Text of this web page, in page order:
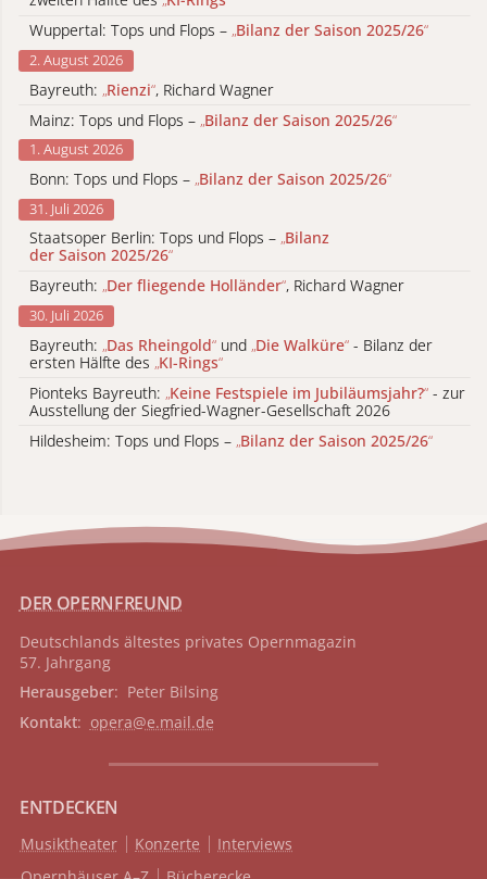
Wuppertal: Tops und Flops – „Bilanz der Saison 2025/26“
2. August 2026
Bayreuth: „Rienzi“, Richard Wagner
Mainz: Tops und Flops – „Bilanz der Saison 2025/26“
1. August 2026
Bonn: Tops und Flops – „Bilanz der Saison 2025/26“
31. Juli 2026
Staatsoper Berlin: Tops und Flops – „Bilanz
der Saison 2025/26“
Bayreuth: „Der fliegende Holländer“, Richard Wagner
30. Juli 2026
Bayreuth: „Das Rheingold“ und „Die Walküre“ - Bilanz der
ersten Hälfte des „KI-Rings“
Pionteks Bayreuth: „Keine Festspiele im Jubiläumsjahr?“ - zur
Ausstellung der Siegfried-Wagner-Gesellschaft 2026
Hildesheim: Tops und Flops – „Bilanz der Saison 2025/26“
DER OPERNFREUND
Deutschlands ältestes privates Opernmagazin
57. Jahrgang
Herausgeber: Peter Bilsing
Kontakt: opera@e.mail.de
ENTDECKEN
Musiktheater Konzerte
Interviews